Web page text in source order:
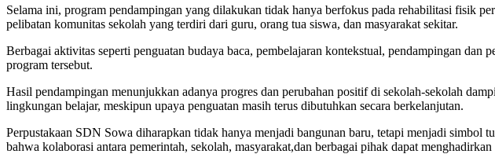
Selama ini, program pendampingan yang dilakukan tidak hanya berfokus pada rehabilitasi fisik
pelibatan komunitas sekolah yang terdiri dari guru, orang tua siswa, dan masyarakat sekitar.
Berbagai aktivitas seperti penguatan budaya baca, pembelajaran kontekstual, pendampingan
program tersebut.
Hasil pendampingan menunjukkan adanya progres dan perubahan positif di sekolah-sekolah
lingkungan belajar, meskipun upaya penguatan masih terus dibutuhkan secara berkelanjutan.
Perpustakaan SDN Sowa diharapkan tidak hanya menjadi bangunan baru, tetapi menjadi
bahwa kolaborasi antara pemerintah, sekolah, masyarakat,dan berbagai pihak dapat